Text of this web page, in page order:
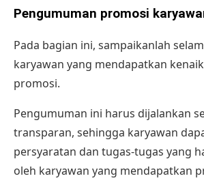
Pengumuman promosi
Pada bagian ini, sampaikanlah
karyawan yang mendapatkan
promosi.
Pengumuman ini harus dijalankan
transparan, sehingga karyawan
persyaratan dan tugas-tugas yang
oleh karyawan yang mendapatkan